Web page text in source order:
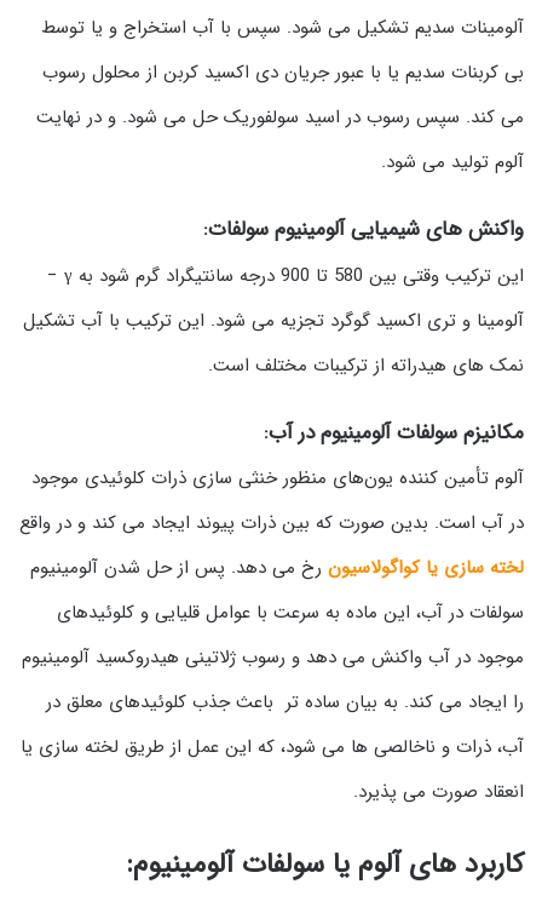
آلومینات سدیم تشکیل می شود. سپس با آب استخراج و یا توسط
بی کربنات سدیم یا با عبور جریان دی اکسید کربن از محلول رسوب
می کند. سپس رسوب در اسید سولفوریک حل می شود. و در نهایت
آلوم تولید می شود.
واکنشهای شیمیایی آلومینیوم سولفات:
این ترکیب وقتی بین 580 تا 900 درجه سانتیگراد گرم شود به γ −
آلومینا و تری اکسید گوگرد تجزیه می شود. این ترکیب با آب تشکیل
نمک های هیدراته از ترکیبات مختلف است.
مکانیزم سولفات آلومینیوم در آب:
آلوم تأمین کننده یون‌های منظور خنثی سازی ذرات کلوئیدی موجود
در آب است. بدین صورت که بین ذرات پیوند ایجاد می کند و در واقع
لخته سازی یا کواگولاسیون رخ می دهد. پس از حل شدن آلومینیوم
سولفات در آب، این ماده به سرعت با عوامل قلیایی و کلوئیدهای
موجود در آب واکنش می دهد و رسوب ژلاتینی هیدروکسید آلومینیوم
را ایجاد می کند. به بیان ساده تر باعث جذب کلوئیدهای معلق در
آب، ذرات و ناخالصی ها می شود، که این عمل از طریق لخته سازی یا
انعقاد صورت می پذیرد.
کاربرد های آلوم یا سولفات آلومینیوم: